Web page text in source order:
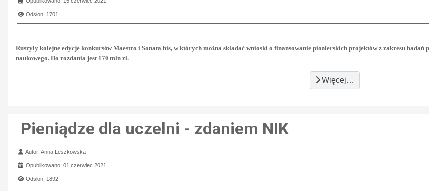
Odsłon: 1701
Ruszyły kolejne edycje konkursów Maestro i Sonata bis, w których można składać wnioski o finansowanie pionierskich projektów z zakresu badań
naukowego. Do rozdania jest 170 mln zł.
Więcej…
Pieniądze dla uczelni - zdaniem NIK
Szczegóły
Autor:Anna Leszkowska
Opublikowano: 01 czerwiec 2021
Odsłon: 1892